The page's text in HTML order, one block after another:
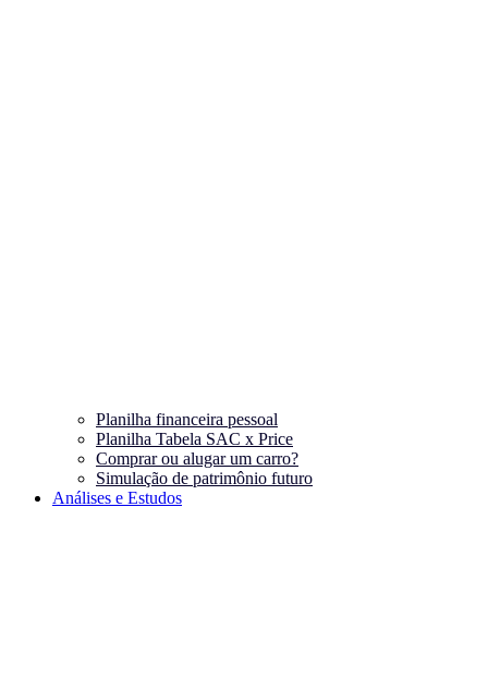
Planilha financeira pessoal
Planilha Tabela SAC x Price
Comprar ou alugar um carro?
Simulação de patrimônio futuro
Análises e Estudos